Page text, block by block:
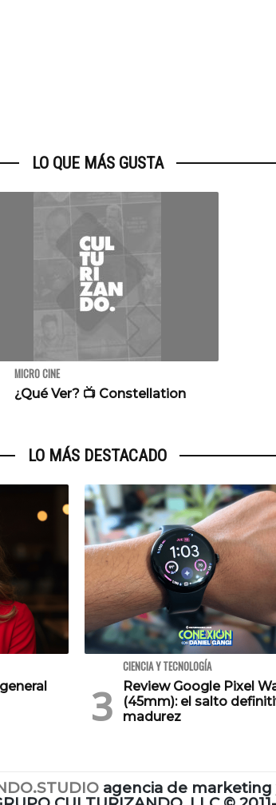
LO QUE MÁS GUSTA
MICRO CINE
¿Qué Ver? 📺 Constellation
LO MÁS DESTACADO
CIENCIA Y TECNOLOGÍA
Review Google Pixel
(45mm): el salto
madurez
agencia de